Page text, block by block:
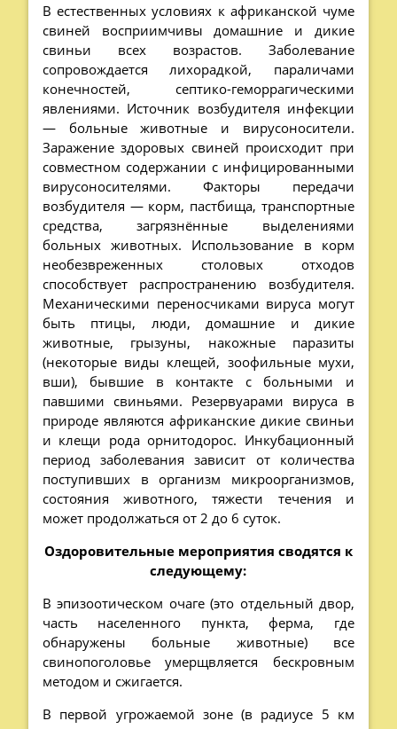
В естественных условиях к африканской чуме
свиней восприимчивы домашние и дикие
свиньи всех возрастов. Заболевание
сопровождается лихорадкой, параличами
конечностей, септико-геморрагическими
явлениями. Источник возбудителя инфекции
— больные животные и вирусоносители.
Заражение здоровых свиней происходит при
совместном содержании с инфицированными
вирусоносителями. Факторы передачи
возбудителя — корм, пастбища, транспортные
средства, загрязнённые выделениями
больных животных. Использование в корм
необезвреженных столовых отходов
способствует распространению возбудителя.
Механическими переносчиками вируса могут
быть птицы, люди, домашние и дикие
животные, грызуны, накожные паразиты
(некоторые виды клещей, зоофильные мухи,
вши), бывшие в контакте с больными и
павшими свиньями. Резервуарами вируса в
природе являются африканские дикие свиньи
и клещи рода орнитодорос. Инкубационный
период заболевания зависит от количества
поступивших в организм микроорганизмов,
состояния животного, тяжести течения и
может продолжаться от 2 до 6 суток.
Оздоровительные мероприятия сводятся к
следующему:
В эпизоотическом очаге (это отдельный двор,
часть населенного пункта, ферма, где
обнаружены больные животные) все
свинопоголовье умерщвляется бескровным
методом и сжигается.
В первой угрожаемой зоне (в радиусе 5 км